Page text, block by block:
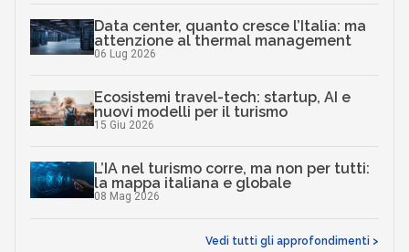
Data center, quanto cresce l’Italia: ma
attenzione al thermal management
06 Lug 2026
Ecosistemi travel-tech: startup, AI e
nuovi modelli per il turismo
15 Giu 2026
L’IA nel turismo corre, ma non per tutti:
la mappa italiana e globale
08 Mag 2026
Vedi tutti gli approfondimenti >